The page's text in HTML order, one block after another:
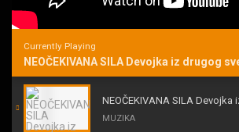
Currently Playing
NEOČEKIVANA SILA Devojka iz drugog
NEOČEKIVANA SILA
MUZIKA